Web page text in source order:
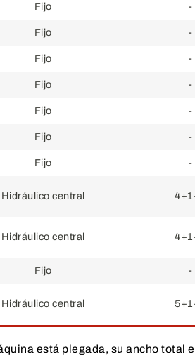
Fijo -
Fijo -
Fijo -
Fijo -
Fijo -
Fijo -
Fijo -
Hidráulico central
Hidráulico central
Fijo -
Hidráulico central
está plegada, su ancho